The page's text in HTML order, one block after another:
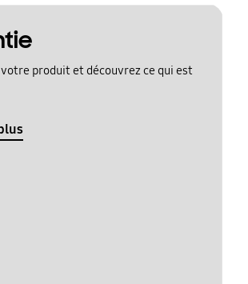
produit et découvrez ce qui est